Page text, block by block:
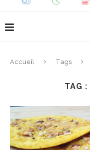
Accueil Tags
TAG :